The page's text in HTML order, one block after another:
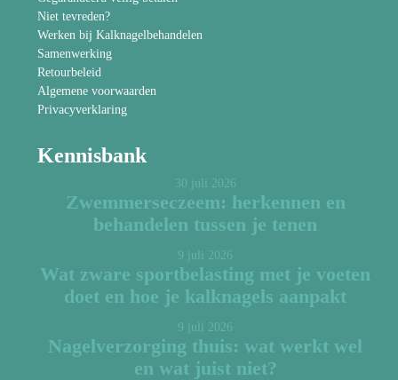
Niet tevreden?
Werken bij Kalknagelbehandelen
Samenwerking
Retourbeleid
Algemene voorwaarden
Privacyverklaring
Kennisbank
30 juli 2026
Zwemmerseczeem: herkennen en
behandelen tussen je tenen
9 juli 2026
Wat zware sportbelasting met je voeten
doet en hoe je kalknagels aanpakt
9 juli 2026
Nagelverzorging thuis: wat werkt wel
en wat juist niet?